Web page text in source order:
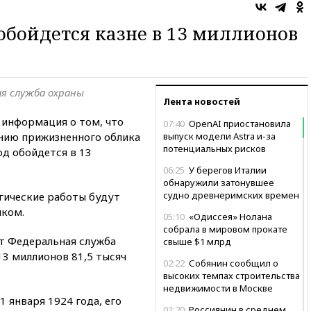
казне в 13 миллионов
Лента новостей
07:40 OpenAI приостановила
выпуск модели Astra и-за
потенциальных рисков
06:25 У берегов Италии
обнаружили затонувшее
судно древнеримских времен
05:10 «Одиссея» Нолана
собрала в мировом прокате
свыше $1 млрд
02:22 Собянин сообщил о
высоких темпах строительства
недвижимости в Москве
служба охраны
о том, что
прижизненного облика
обойдется в 13
работы будут
Федеральная служба
миллионов 81,5 тысяч
января 1924 года, его